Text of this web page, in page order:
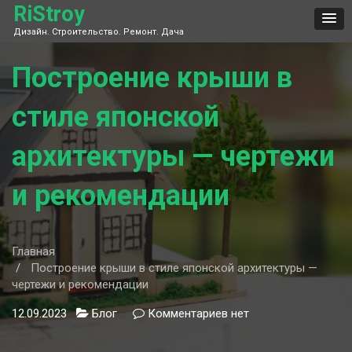
Skip
content
RiStroy
Дизайн. Строительство. Ремонт. Дача
Построение крыши в
стиле японской
архитектуры — чертежи
и рекомендации
Главная
Построение крыши в стиле японской архитектуры —
чертежи и рекомендации
12.09.2023 Блог Комментариев кнет